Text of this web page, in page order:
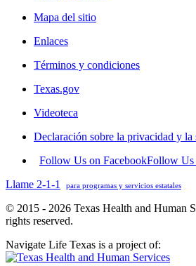
Mapa del sitio
Enlaces
Términos y condiciones
Texas.gov
Videoteca
Declaración sobre la privacidad y
Follow Us on FacebookFollow Us
Llame 2-1-1
para programas y servicios estatales
© 2015 - 2026 Texas Health and Human
rights reserved.
Navigate Life Texas is a project of: